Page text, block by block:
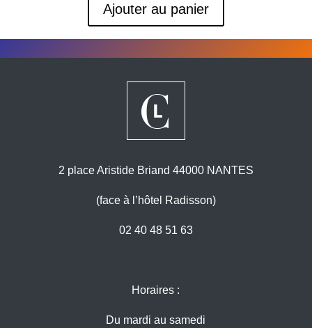
Ajouter au panier
2 place Aristide Briand 44000 NANTES
(face à l’hôtel Radisson)
02 40 48 51 63
Horaires :
Du mardi au samedi